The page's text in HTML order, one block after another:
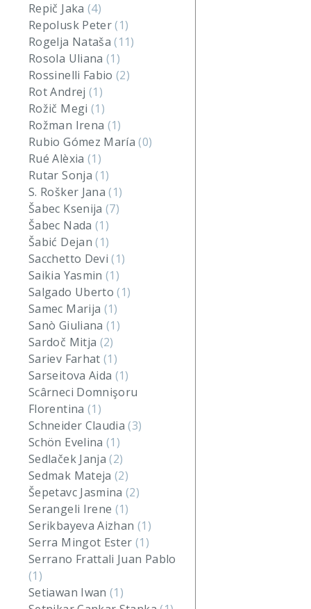
Repič Jaka (4)
Repolusk Peter(1)
Rogelja Nataša(11)
Rosola Uliana(1)
Rossinelli Fabio(2)
Rot Andrej (1)
Rožič Megi (1)
Rožman Irena (1)
Rubio Gómez María(0)
Rué Alèxia (1)
Rutar Sonja(1)
S. Rošker Jana(1)
Šabec Ksenija(7)
Šabec Nada (1)
Šabić Dejan(1)
Sacchetto Devi(1)
Saikia Yasmin(1)
Salgado Uberto(1)
Samec Marija (1)
Sanò Giuliana(1)
Sardoč Mitja (2)
Sariev Farhat(1)
Sarseitova Aida (1)
Scârneci Domnişoru
Florentina (1)
Schneider Claudia(3)
Schön Evelina(1)
Sedlaček Janja(2)
Sedmak Mateja(2)
Šepetavc Jasmina(2)
Serangeli Irene (1)
Serikbayeva Aizhan (1)
Serra Mingot Ester (1)
Serrano Frattali Juan Pablo
(1)
Setiawan Iwan(1)